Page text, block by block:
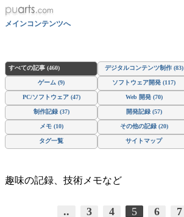
メインコンテンツへ
すべての記事 (460) デジタルコンテンツ制作 (83)
ゲーム (9) ソフトウェア開発 (117)
PC/ソフトウェア (47) Web 開発 (70)
制作記録 (37) 開発記録 (57)
メモ (10) その他の記録 (20)
タグ一覧 サイトマップ
趣味の記録、技術メモなど
.. 3 4 5 6 7